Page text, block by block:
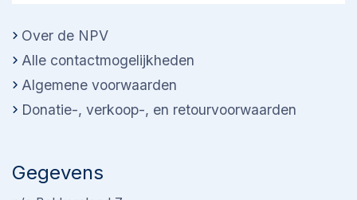
Over de NPV
Alle contactmogelijkheden
Algemene voorwaarden
Donatie-, verkoop-, en retourvoorwaarden
Gegevens